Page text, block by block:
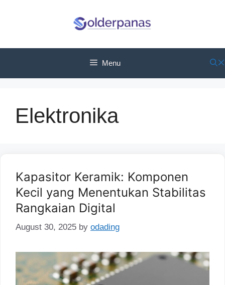
Menu
Elektronika
Kapasitor Keramik: Komponen
Kecil yang Menentukan Stabilitas
Rangkaian Digital
August 30, 2025 by odading